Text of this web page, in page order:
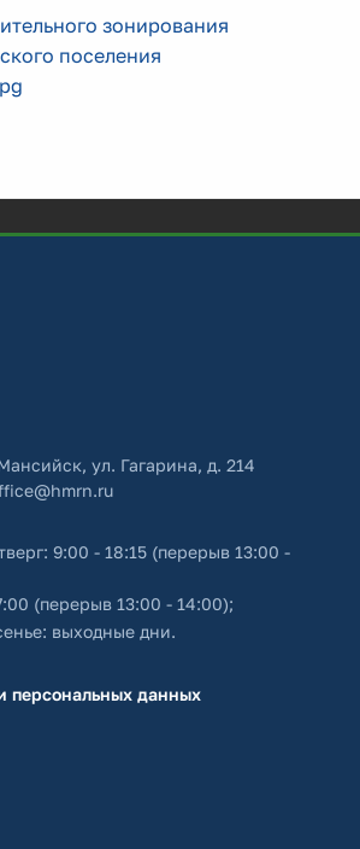
зонирования
поселения
ул. Гагарина, д. 214
9:00 - 18:15 (перерыв 13:00 -
(перерыв 13:00 - 14:00);
выходные дни.
персональных данных